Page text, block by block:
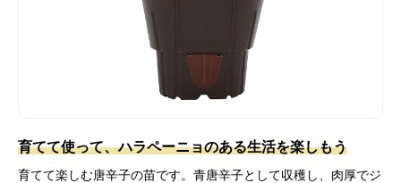
育てて使って、ハラペーニョのある生活を楽しもう
育てて楽しむ唐辛子の苗です。青唐辛子として収穫し、肉厚でジ